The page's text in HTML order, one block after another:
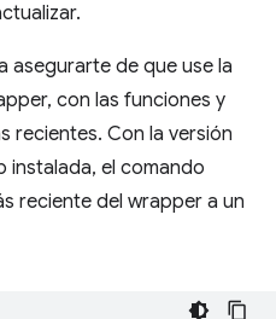
asegurarte de que use la
con las funciones y
recientes. Con la versión
instalada, el comando
reciente del wrapper a un